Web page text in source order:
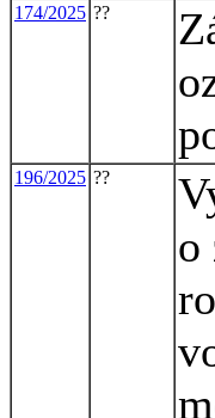
174/2025 ??
196/2025 ??
o